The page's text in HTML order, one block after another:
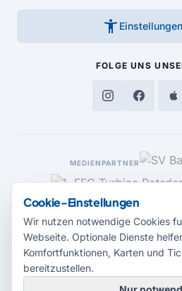
accessibility_new
FOLGE UNS
MEDIENPARTNER
Cookie-Einstellungen
Wir nutzen notwendige Cookies
Webseite. Optionale Dienste
Komfortfunktionen, Karten und
bereitzustellen.